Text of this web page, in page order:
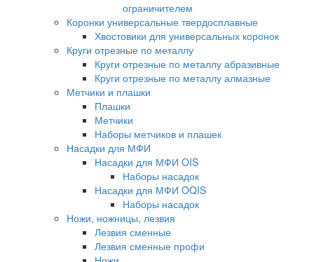
ограничителем
Коронки универсальные твердосплавные
Хвостовики для универсальных коронок
Круги отрезные по металлу
Круги отрезные по металлу абразивные
Круги отрезные по металлу алмазные
Метчики и плашки
Плашки
Метчики
Наборы метчиков и плашек
Насадки для МФИ
Насадки для МФИ OIS
Наборы насадок
Насадки для МФИ OQIS
Наборы насадок
Ножи, ножницы, лезвия
Лезвия сменные
Лезвия сменные профи